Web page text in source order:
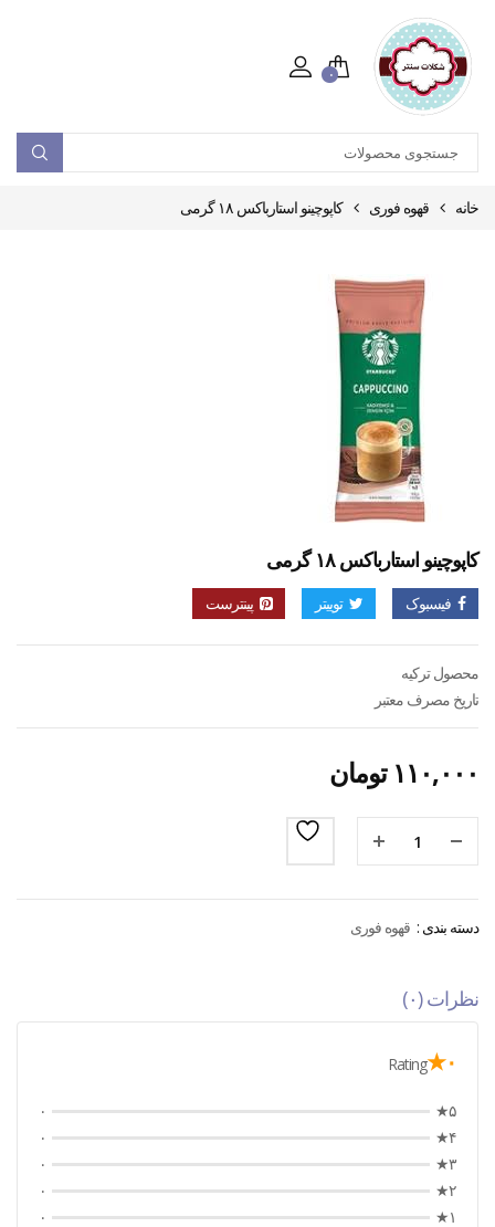
۰
خانه قهوه فوری کاپوچینو استارباکس ۱۸ گرمی
کاپوچینو استارباکس ۱۸ گرمی
فیسبوک توییتر پینترست
محصول ترکیه
تاریخ مصرف معتبر
۱۱۰,۰۰۰ تومان
دسته بندی : قهوه فوری
نظرات (۰)
۰★ Rating
۵★
۰
۴★
۰
۳★
۰
۲★
۰
۱★
۰